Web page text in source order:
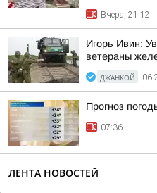
Вчера, 21:12
Игорь Ивин:
ветераны
ДЖАНКОЙ
Прогноз
07:36
ЛЕНТА НОВОСТЕЙ